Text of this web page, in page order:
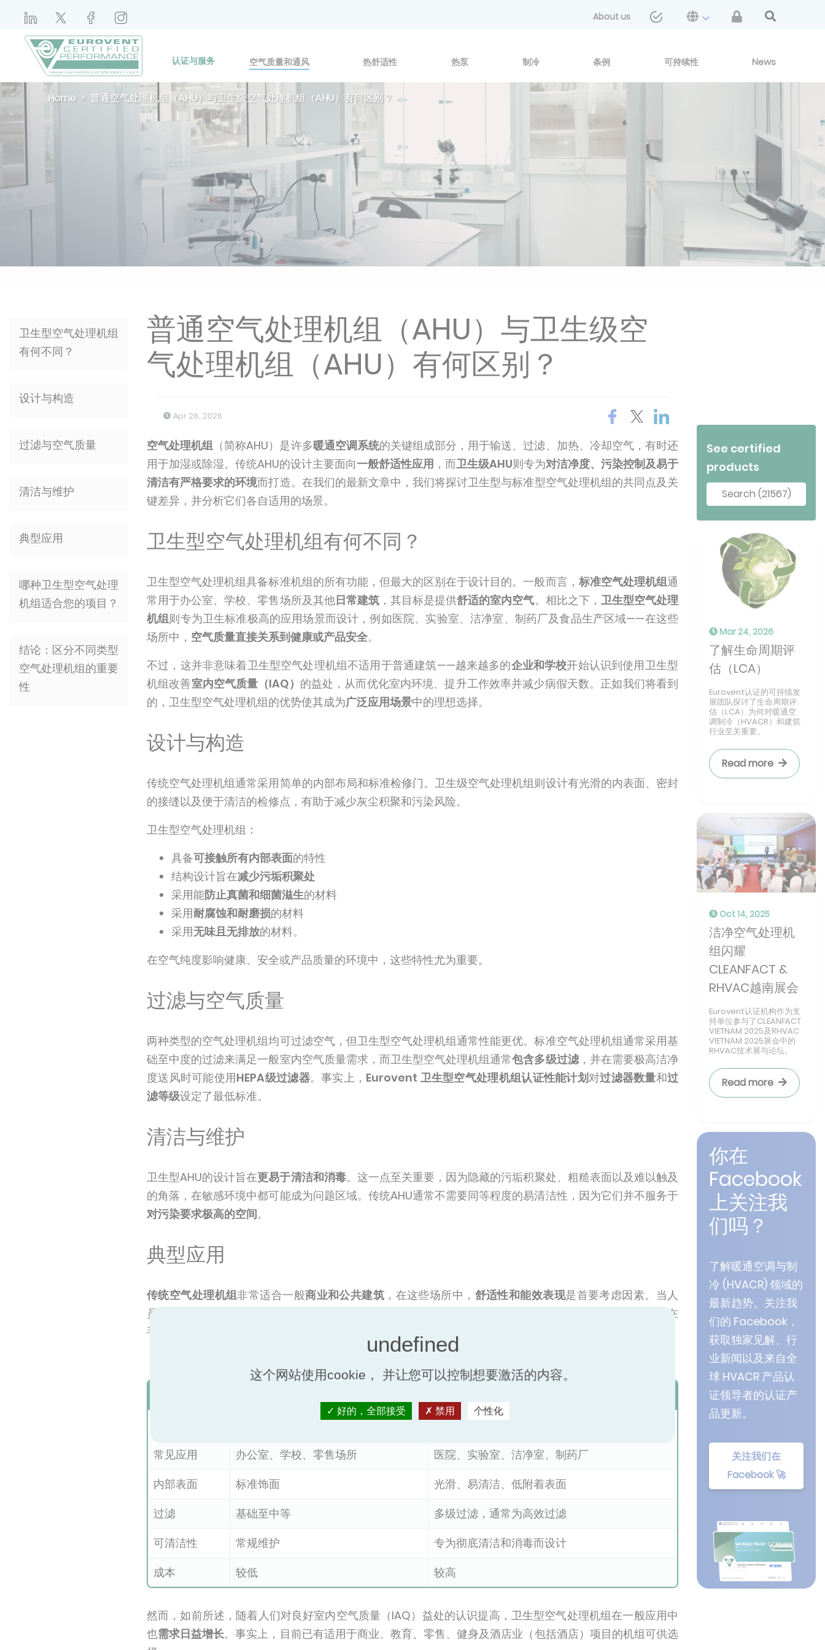
About us
认证与服务 空气质量和通风 热舒适性 热泵 制冷 条例 可持续性 News
Home 普通空气处理机组（AHU）与卫生级空气处理机组（AHU）有何区别？
卫生型空气处理机组
有何不同？
设计与构造
过滤与空气质量
清洁与维护
典型应用
哪种卫生型空气处理
机组适合您的项目？
结论：区分不同类型
空气处理机组的重要
性
普通空气处理机组（AHU）与卫生级空
气处理机组（AHU）有何区别？
Apr 28, 2026
空气处理机组 （简称AHU）是许多暖通空调系统的关键组成部分，用于输送、过滤、加热、冷却空气，有时还
用于加湿或除湿。传统AHU的设计主要面向一般舒适性应用 ，而卫生级AHU则专为对洁净度、污染控制及易于
清洁有严格要求的环境而打造。在我们的最新文章中，我们将探讨卫生型与标准型空气处理机组的共同点及关
键差异，并分析它们各自适用的场景。
卫生型空气处理机组有何不同？
卫生型空气处理机组具备标准机组的所有功能，但最大的区别在于设计目的。一般而言， 标准空气处理机组通
常用于办公室、学校、零售场所及其他日常建筑，其目标是提供舒适的室内空气。相比之下， 卫生型空气处理
机组则专为卫生标准极高的应用场景而设计，例如医院、实验室、洁净室、制药厂及食品生产区域——在这些
场所中， 空气质量直接关系到健康或产品安全。
不过，这并非意味着卫生型空气处理机组不适用于普通建筑——越来越多的企业和学校开始认识到使用卫生型
机组改善室内空气质量（IAQ） 的益处，从而优化室内环境、提升工作效率并减少病假天数。正如我们将看到
的，卫生型空气处理机组的优势使其成为广泛应用场景中的理想选择。
设计与构造
传统空气处理机组通常采用简单的内部布局和标准检修门。卫生级空气处理机组则设计有光滑的内表面、密封
的接缝以及便于清洁的检修点，有助于减少灰尘积聚和污染风险。
卫生型空气处理机组：
具备可接触所有内部表面的特性
结构设计旨在减少污垢积聚处
采用能防止真菌和细菌滋生的材料
采用耐腐蚀和耐磨损的材料
采用无味且无排放的材料。
在空气纯度影响健康、安全或产品质量的环境中，这些特性尤为重要。
过滤与空气质量
两种类型的空气处理机组均可过滤空气，但卫生型空气处理机组通常性能更优。标准空气处理机组通常采用基
础至中度的过滤来满足一般室内空气质量需求，而卫生型空气处理机组通常包含多级过滤，并在需要极高洁净
度送风时可能使用HEPA级过滤器。事实上， Eurovent 卫生型空气处理机组认证性能计划对过滤器数量和过
滤等级设定了最低标准。
清洁与维护
卫生型AHU的设计旨在更易于清洁和消毒。这一点至关重要，因为隐藏的污垢积聚处、粗糙表面以及难以触及
的角落，在敏感环境中都可能成为问题区域。传统AHU通常不需要同等程度的易清洁性，因为它们并不服务于
对污染要求极高的空间。
典型应用
传统空气处理机组非常适合一般商业和公共建筑 ，在这些场所中， 舒适性和能效表现是首要考虑因素。当人
员、工艺或产品必须免受
则是更优的选择。这就是为什么我们在
手术室、隔离室、制药生产和食品加工领域普遍看到卫生级空气处理机组的身影。
污染控制与洁净空气
常见应用
办公室、学校、零售场所
医院、实验室、洁净室、制药厂
内部表面
标准饰面
光滑、易清洁、低附着表面
过滤
基础至中等
多级过滤，通常为高效过滤
可清洁性
常规维护
专为彻底清洁和消毒而设计
成本
较低 较高
然而，如前所述，随着人们对良好室内空气质量（IAQ）益处的认识提高，卫生型空气处理机组在一般应用中
也需求日益增长。事实上，目前已有适用于商业、教育、零售、健身及酒店业（包括酒店）项目的机组可供选
See certified
products
Search (21567)
Mar 24, 2026
了解生命周期评
估（LCA）
Eurovent认证的可持续发
展团队探讨了生命周期评
估（LCA）为何对暖通空
调制冷（HVACR）和建筑
行业至关重要。
Read more
Oct 14, 2025
洁净空气处理机
组闪耀
CLEANFACT &
RHVAC越南展会
Eurovent认证机构作为支
持单位参与了CLEANFACT
VIETNAM 2025及RHVAC
VIETNAM 2025展会中的
RHVAC技术展与论坛。
Read more
你在
Facebook
上关注我
们吗？
了解暖通空调与制
冷 (HVACR) 领域的
最新趋势。关注我
们的 Facebook，
获取独家见解、行
业新闻以及来自全
球 HVACR 产品认
证领导者的认证产
品更新。
关注我们在
Facebook 🚀
这个网站使用cookie， 并让您可以控制想要激活的内容。
好的，全部接受 禁用 个性化